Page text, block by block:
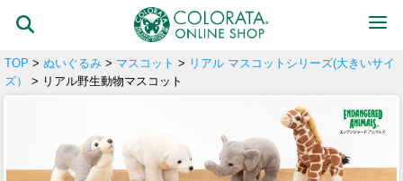
TOP > ぬいぐるみ > マスコット > リアル マスコットシリーズ(大きいサイ
ズ）
> リアル野生動物マスコット